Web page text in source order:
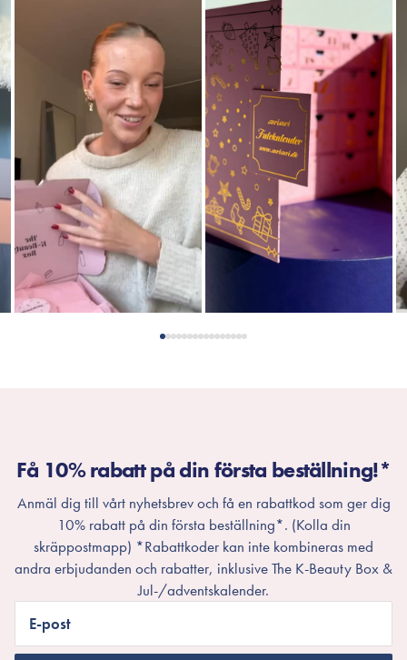
Få 10% rabatt på din första beställning!*
Anmäl dig till vårt nyhetsbrev och få en rabattkod som ger dig
10% rabatt på din första beställning*. (Kolla din
skräppostmapp) *Rabattkoder kan inte kombineras med
andra erbjudanden och rabatter, inklusive The K-Beauty Box &
Jul-/adventskalender.
E-post